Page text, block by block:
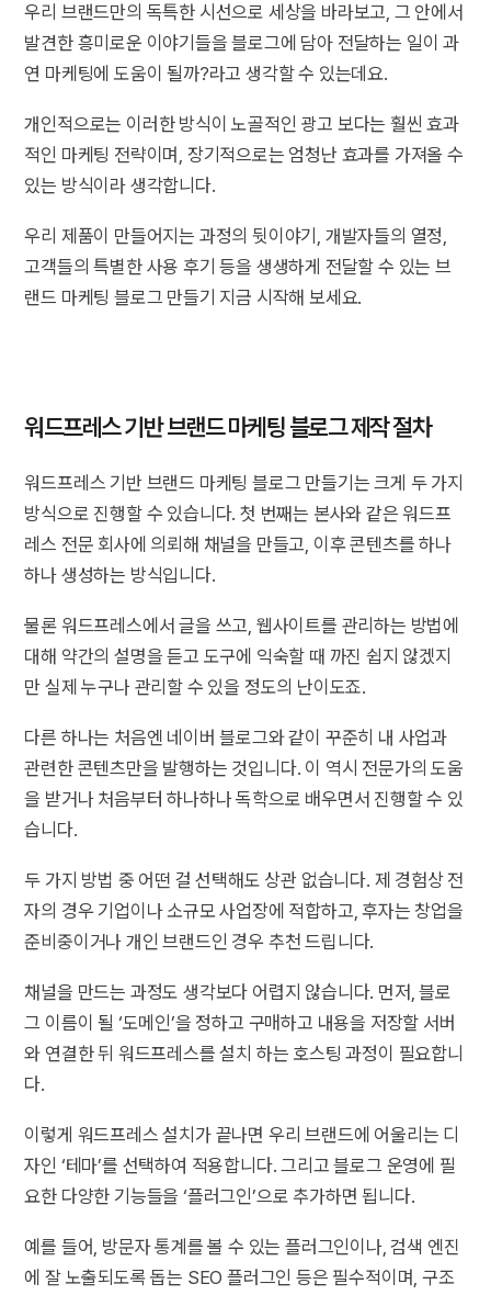
우리 브랜드만의 독특한 시선으로 세상을 바라보고, 그 안에서
발견한 흥미로운 이야기들을 블로그에 담아 전달하는 일이 과
연 마케팅에 도움이 될까?라고 생각할 수 있는데요.
개인적으로는 이러한 방식이 노골적인 광고 보다는 훨씬 효과
적인 마케팅 전략이며, 장기적으로는 엄청난 효과를 가져올 수
있는 방식이라 생각합니다.
우리 제품이 만들어지는 과정의 뒷이야기, 개발자들의 열정,
고객들의 특별한 사용 후기 등을 생생하게 전달할 수 있는 브
랜드 마케팅 블로그 만들기 지금 시작해 보세요.
워드프레스 기반 브랜드 마케팅 블로그 제작 절차
워드프레스 기반 브랜드 마케팅 블로그 만들기는 크게 두 가지
방식으로 진행할 수 있습니다. 첫 번째는 본사와 같은 워드프
레스 전문 회사에 의뢰해 채널을 만들고, 이후 콘텐츠를 하나
하나 생성하는 방식입니다.
물론 워드프레스에서 글을 쓰고, 웹사이트를 관리하는 방법에
대해 약간의 설명을 듣고 도구에 익숙할 때 까진 쉽지 않겠지
만 실제 누구나 관리할 수 있을 정도의 난이도죠.
다른 하나는 처음엔 네이버 블로그와 같이 꾸준히 내 사업과
관련한 콘텐츠만을 발행하는 것입니다. 이 역시 전문가의 도움
을 받거나 처음부터 하나하나 독학으로 배우면서 진행할 수 있
습니다.
두 가지 방법 중 어떤 걸 선택해도 상관 없습니다. 제 경험상 전
자의 경우 기업이나 소규모 사업장에 적합하고, 후자는 창업을
준비중이거나 개인 브랜드인 경우 추천 드립니다.
채널을 만드는 과정도 생각보다 어렵지 않습니다. 먼저, 블로
그 이름이 될 ‘도메인’을 정하고 구매하고 내용을 저장할 서버
와 연결한 뒤 워드프레스를 설치 하는 호스팅 과정이 필요합니
다.
이렇게 워드프레스 설치가 끝나면 우리 브랜드에 어울리는 디
자인 ‘테마’를 선택하여 적용합니다. 그리고 블로그 운영에 필
요한 다양한 기능들을 ‘플러그인’으로 추가하면 됩니다.
예를 들어, 방문자 통계를 볼 수 있는 플러그인이나, 검색 엔진
에 잘 노출되도록 돕는 SEO 플러그인 등은 필수적이며, 구조